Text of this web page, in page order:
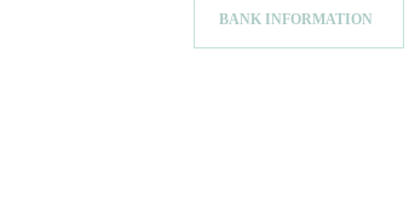
BANK INFORMATION